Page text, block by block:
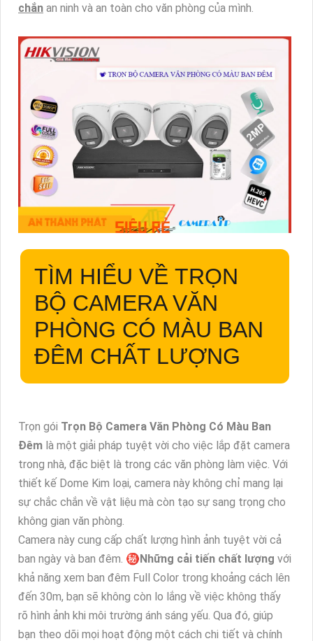
chắn an ninh và an toàn cho văn phòng của mình.
TÌM HIỂU VỀ TRỌN
BỘ CAMERA VĂN
PHÒNG CÓ MÀU BAN
ĐÊM CHẤT LƯỢNG
Trọn gói Trọn Bộ Camera Văn Phòng Có Màu Ban
Đêm là một giải pháp tuyệt vời cho việc lắp đặt camera
trong nhà, đặc biệt là trong các văn phòng làm việc. Với
thiết kế Dome Kim loại, camera này không chỉ mang lại
sự chắc chắn về vật liệu mà còn tạo sự sang trọng cho
không gian văn phòng.
Camera này cung cấp chất lượng hình ảnh tuyệt vời cả
ban ngày và ban đêm. ㊙️Những cải tiến chất lượng với
khả năng xem ban đêm Full Color trong khoảng cách lên
đến 30m, bạn sẽ không còn lo lắng về việc không thấy
rõ hình ảnh khi môi trường ánh sáng yếu. Qua đó, giúp
bạn theo dõi mọi hoạt động một cách chi tiết và chính